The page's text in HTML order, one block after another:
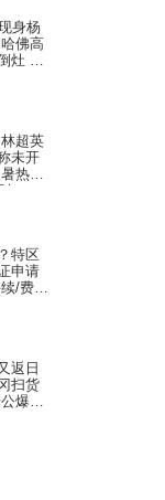
身杨
息
超英
未开
热警
」
特区
申请
/费用
返日
扫货
爆在